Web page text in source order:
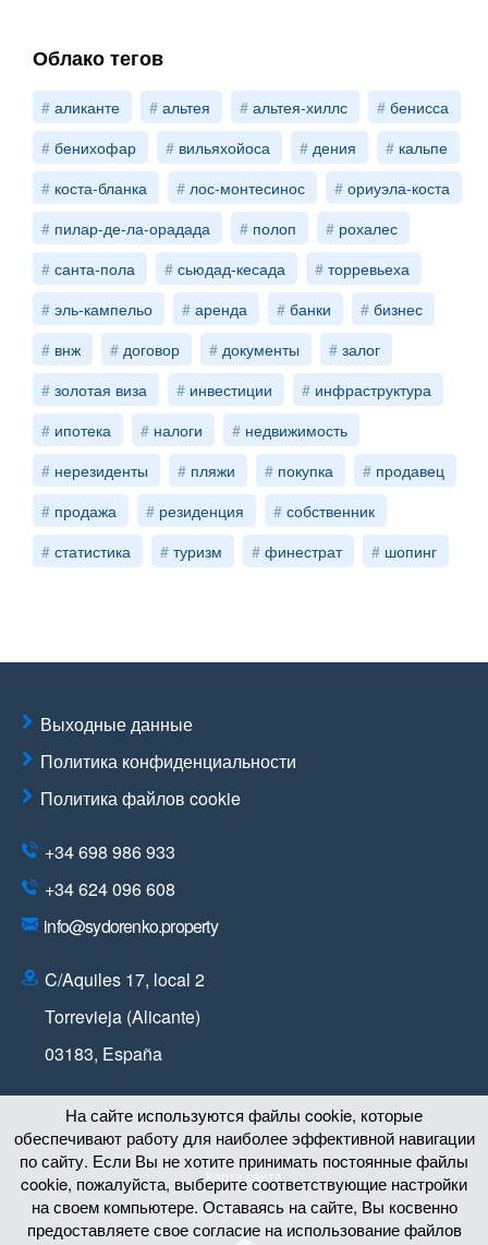
Облако тегов
аликанте альтея альтея-хиллс
бенисса
бенихофар
вильяхойоса дения
кальпе
коста-бланка
лос-монтесинос
ориуэла-коста
пилар-де-ла-орадада
полоп
рохалес
санта-пола
сьюдад-кесада
торревьеха
эль-кампельо
аренда банки
бизнес
внж
договор документы
залог
золотая виза
инвестиции
инфраструктура
ипотека
налоги
недвижимость
нерезиденты
пляжи покупка
продавец
продажа
резиденция
собственник
статистика
туризм финестрат шопинг
Выходные данные
Политика конфиденциальности
Политика файлов cookie
+34 698 986 933
+34 624 096 608
info@sydorenko.property
C/Aquiles 17, local 2
Torrevieja (Alicante)
03183, España
Карта сайта
© Copyright 2011 – 2026
На сайте используются файлы cookie, которые
обеспечивают работу для наиболее эффективной навигации
по сайту. Если Вы не хотите принимать постоянные файлы
cookie, пожалуйста, выберите соответствующие настройки
на своем компьютере. Оставаясь на сайте, Вы косвенно
предоставляете свое согласие на использование файлов